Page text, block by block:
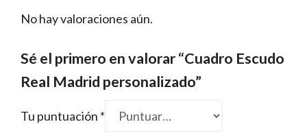
No hay valoraciones aún.
Sé el primero en valorar “Cuadro Escudo
Real Madrid personalizado”
Tu puntuación *